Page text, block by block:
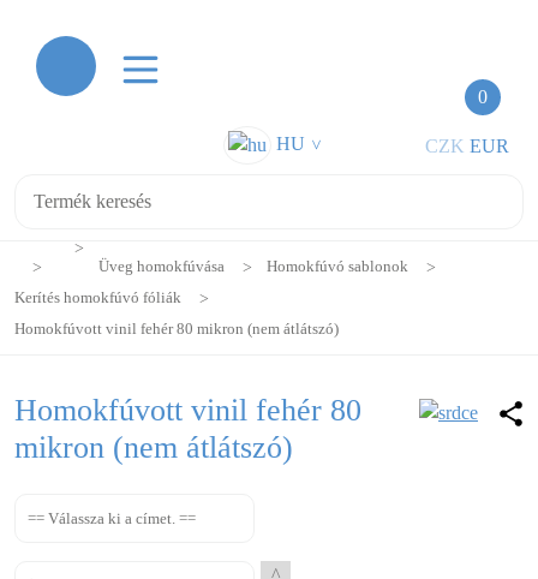
0
HU > CZK EUR
Üveg homokfúvása
Homokfúvó sablonok
Kerítés homokfúvó fóliák
Homokfúvott vinil fehér 80 mikron (nem átlátszó)
Homokfúvott vinil fehér 80
mikron (nem átlátszó)
^